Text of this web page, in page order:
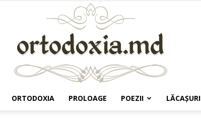
ORTODOXIA PROLOAGE POEZII LĂCAŞURI